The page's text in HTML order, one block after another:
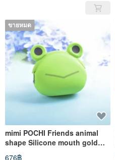
ขายหมด
mimi POCHI Friends animal
shape Silicone mouth gold
676฿